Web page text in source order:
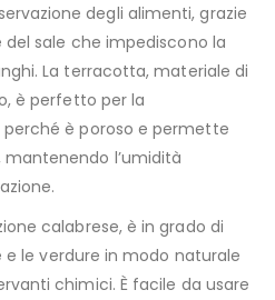
degli alimenti, grazie
sale che impediscono la
La terracotta, materiale di
è perfetto per la
è poroso e permette
l’umidità
calabrese, è in grado di
e le verdure in modo naturale
chimici. È facile da usare